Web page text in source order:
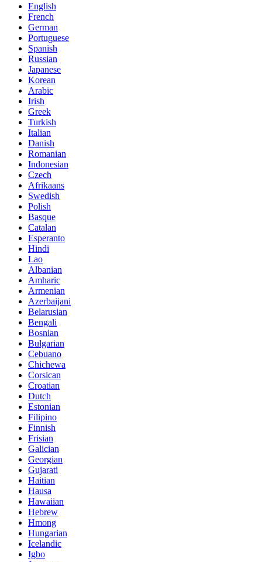
English
French
German
Portuguese
Spanish
Russian
Japanese
Korean
Arabic
Irish
Greek
Turkish
Italian
Danish
Romanian
Indonesian
Czech
Afrikaans
Swedish
Polish
Basque
Catalan
Esperanto
Hindi
Lao
Albanian
Amharic
Armenian
Azerbaijani
Belarusian
Bengali
Bosnian
Bulgarian
Cebuano
Chichewa
Corsican
Croatian
Dutch
Estonian
Filipino
Finnish
Frisian
Galician
Georgian
Gujarati
Haitian
Hausa
Hawaiian
Hebrew
Hmong
Hungarian
Icelandic
Igbo